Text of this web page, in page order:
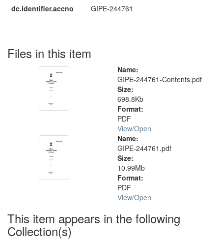
dc.identifier.accno
GIPE-244761
Files in this item
Name:
GIPE-244761-Contents.pdf
Size:
698.8Kb
Format:
PDF
View/Open
Name:
GIPE-244761.pdf
Size:
10.99Mb
Format:
PDF
View/Open
This item appears in the following
Collection(s)